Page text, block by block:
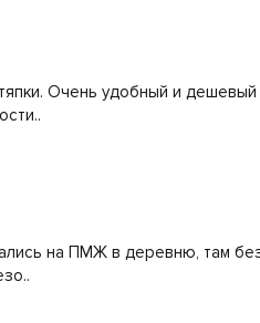
Очень удобный и дешевый
на ПМЖ в деревню, там без